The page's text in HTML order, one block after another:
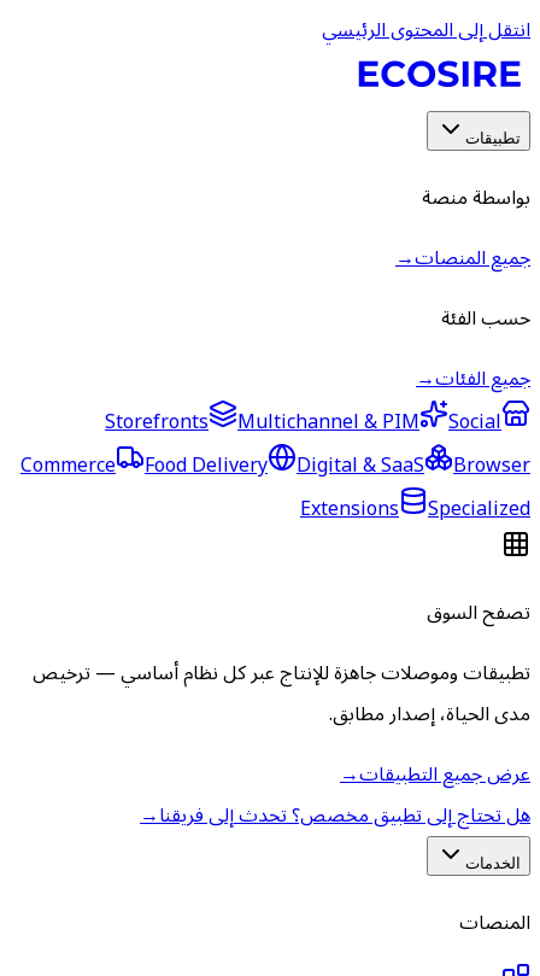
انتقل إلى المحتوى الرئيسي
تطبيقات
بواسطة منصة
جميع المنصات→
حسب الفئة
جميع الفئات→
Storefronts
Multichannel & PIM
Social
Commerce
Food Delivery Digital & SaaS
Browser
Extensions
Specialized
تصفح السوق
تطبيقات وموصلات جاهزة للإنتاج عبر كل نظام أساسي — ترخيص
مدى الحياة، إصدار مطابق.
عرض جميع التطبيقات→
هل تحتاج إلى تطبيق مخصص؟ تحدث إلى فريقنا→
الخدمات
المنصات